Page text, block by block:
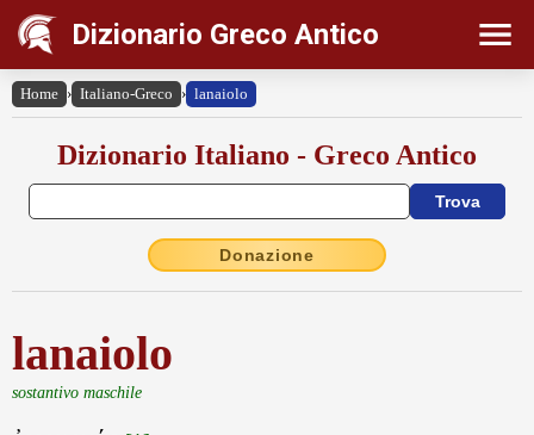
Dizionario Greco Antico
Home › Italiano-Greco › lanaiolo
Dizionario Italiano - Greco Antico
Donazione
lanaiolo
sostantivo maschile